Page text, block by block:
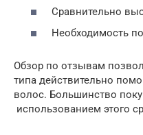
Сравнительно
Необходимость
Обзор по отзывам
типа действительно
волос. Большинство
использованием этого